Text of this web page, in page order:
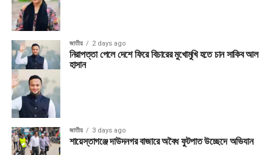
জাতীয় 2 days ago
নিরাপত্তা পেলে দেশে ফিরে বিচারের মুখোমুখি হতে চান সাকিব আল
হাসান
জাতীয় 3 days ago
শায়েস্তাগঞ্জে দাউদনগর বাজারে অবৈধ ফুটপাত উচ্ছেদে অভিযান